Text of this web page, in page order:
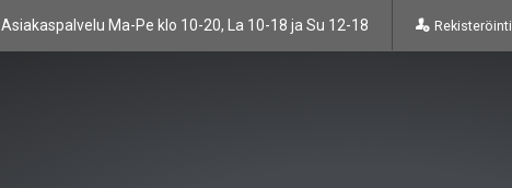
Asiakaspalvelu Ma-Pe klo 10-20, La 10-18 ja Su 12-18 Rekisteröinti